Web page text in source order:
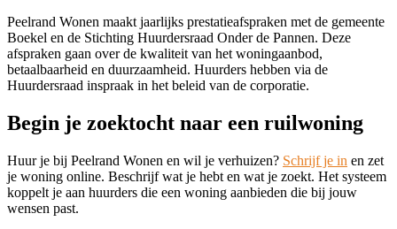
Peelrand Wonen maakt jaarlijks prestatieafspraken met de gemeente
Boekel en de Stichting Huurdersraad Onder de Pannen. Deze
afspraken gaan over de kwaliteit van het woningaanbod,
betaalbaarheid en duurzaamheid. Huurders hebben via de
Huurdersraad inspraak in het beleid van de corporatie.
Begin je zoektocht naar een ruilwoning
Huur je bij Peelrand Wonen en wil je verhuizen? Schrijf je in en zet
je woning online. Beschrijf wat je hebt en wat je zoekt. Het systeem
koppelt je aan huurders die een woning aanbieden die bij jouw
wensen past.